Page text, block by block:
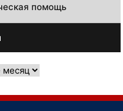
помощь